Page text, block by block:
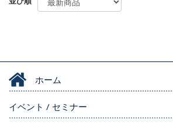
ホーム
イベント / セミナー